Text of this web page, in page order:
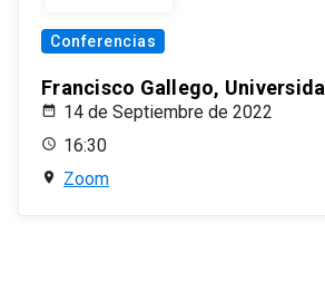
Conferencias
Francisco Gallego,
14 de Septiembre de 2022
16:30
Zoom